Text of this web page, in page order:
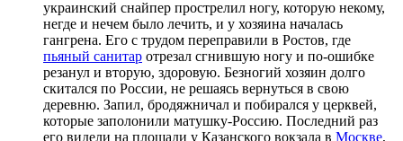
украинский снайпер прострелил ногу, которую некому,
негде и нечем было лечить, и у хозяина началась
гангрена. Его с трудом переправили в Ростов, где
пьяный санитар отрезал сгнившую ногу и по-ошибке
резанул и вторую, здоровую. Безногий хозяин долго
скитался по России, не решаясь вернуться в свою
деревню. Запил, бродяжничал и побирался у церквей,
которые заполонили матушку-Россию. Последний раз
его видели на площади у Казанского вокзала в Москве,